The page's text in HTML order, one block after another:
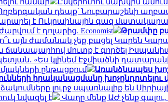
դեպք՝ Նուբարաշենի
է Ուկրաինային գազ
է դոլարից. Economist
Թրամփը
այն ժամանակ չեք բացել Կարեն
ճանապարհով մուտք է գործել
«Ես կլինեմ Էջմիածնի
ընթացքում
Առանձնապես
իրականացմանը խոչընդոտելու
լուրջ սպառնալիք են
նվազել է
Վաղը մենք ԱԺ չենք գալու,